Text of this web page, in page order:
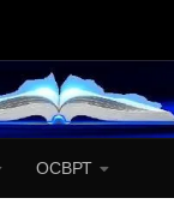
ОСВРТ